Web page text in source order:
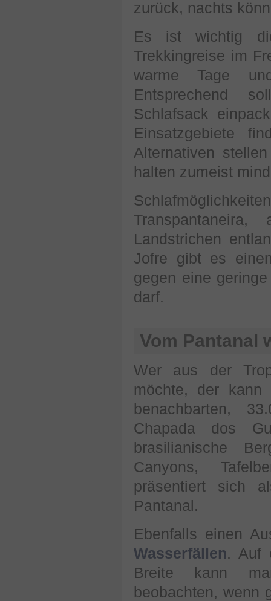
zurück, nachts
Es ist wichtig
Trekkingreise im
warme Tage
Entsprechend
Schlafsack
Einsatzgebiete
Alternativen
halten zumeist
Landstrichen
Jofre gibt es
gegen eine
darf.
Vom Pantanal
Wer aus der
möchte, der
benachbarten,
Chapada dos
brasilianische
Canyons,
präsentiert sich
Pantanal.
Ebenfalls einen
Wasserfällen. Auf
Breite kann
beobachten, wenn